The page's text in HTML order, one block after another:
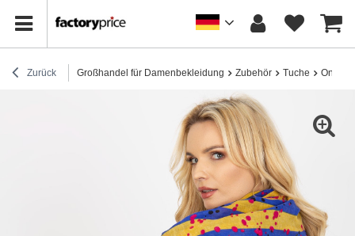
Zurück Großhandel für Damenbekleidung Zubehör Tuche Online-